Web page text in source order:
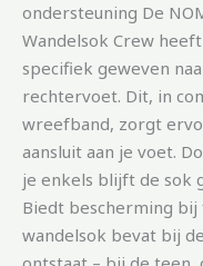
ondersteuning De
Wandelsok Crew
specifiek geweven
rechtervoet. Dit, in
wreefband, zorgt
aansluit aan je voet.
je enkels blijft de sok
Biedt bescherming
wandelsok bevat bij